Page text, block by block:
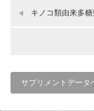
キノコ類由来多
サプリメントデータ